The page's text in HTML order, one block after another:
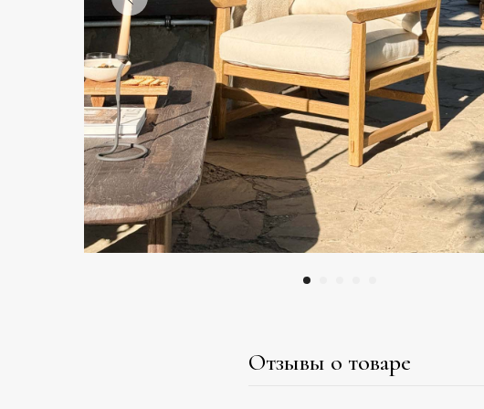
кровати
Отзывы о товаре